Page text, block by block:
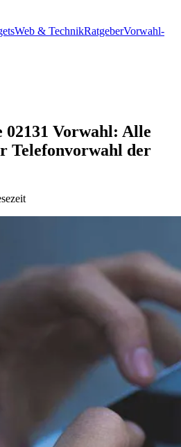
Web & TechnikRatgeberVorwahl-
02131 Vorwahl: Alle
Telefonvorwahl der